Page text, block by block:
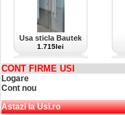
Usa sticla Bautek
1.715lei
CONT FIRME USI
Logare
Cont nou
Astazi la Usi.ro